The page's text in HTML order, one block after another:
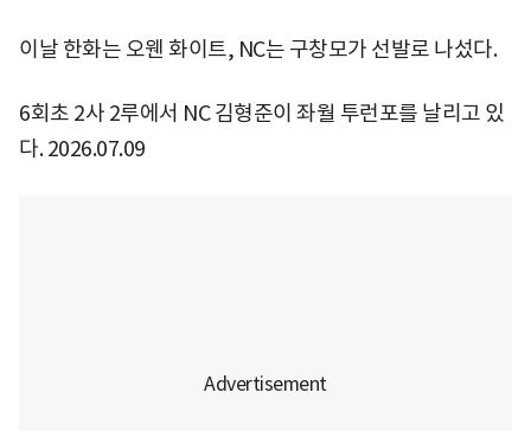
이날 한화는 오웬 화이트, NC는 구창모가 선발로 나섰다.
6회초 2사 2루에서 NC 김형준이 좌월 투런포를 날리고 있
다. 2026.07.09